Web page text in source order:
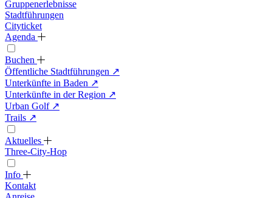
Gruppenerlebnisse
Stadtführungen
Cityticket
Agenda
Buchen
Öffentliche Stadtführungen ↗
Unterkünfte in Baden ↗
Unterkünfte in der Region ↗
Urban Golf ↗
Trails ↗
Aktuelles
Three-City-Hop
Info
Kontakt